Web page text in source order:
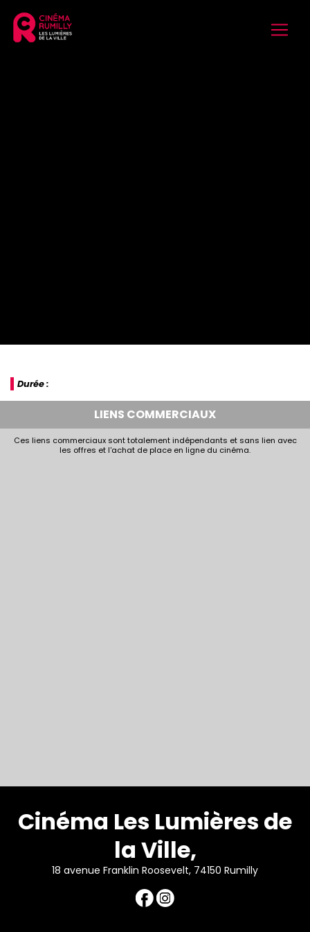
Durée :
LIENS COMMERCIAUX
Ces liens commerciaux sont totalement indépendants et sans lien avec
les offres et l'achat de place en ligne du cinéma.
Cinéma Les Lumières de
la Ville,
18 avenue Franklin Roosevelt, 74150 Rumilly